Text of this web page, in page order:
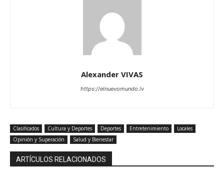
Alexander VIVAS
https://elnuevomundo.lv
Clasificados Cultura y Deportes Deportes Entretenimiento
Locales
Opinión y Superación
Salud y Bienestar
ARTÍCULOS RELACIONADOS